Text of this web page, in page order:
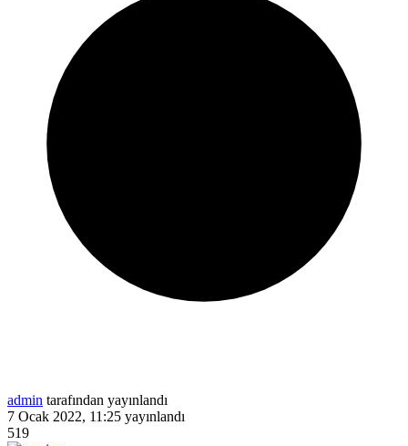
admin tarafından yayınlandı
7 Ocak 2022, 11:25 yayınlandı
519